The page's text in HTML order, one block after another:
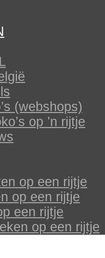
(webshops)
op ’n rijtje
op een rijtje
op een rijtje
een rijtje
op een rijtje